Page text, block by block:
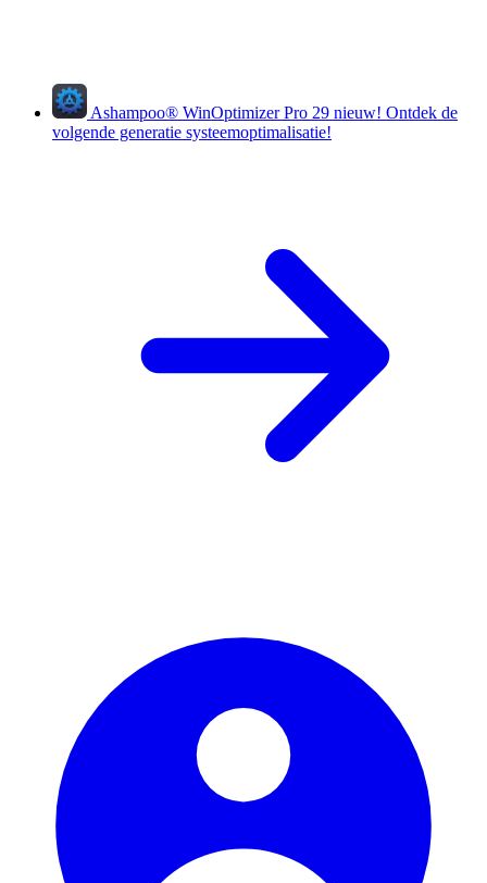
Ashampoo® WinOptimizer Pro 29 nieuw! Ontdek de
volgende generatie systeemoptimalisatie!